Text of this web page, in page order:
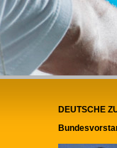
DEUTSCHE